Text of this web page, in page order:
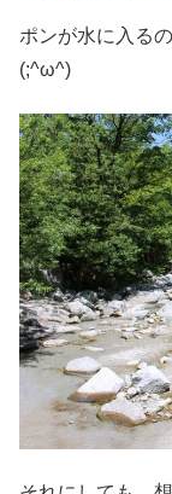
ポンが水に入る
(;^ω^)